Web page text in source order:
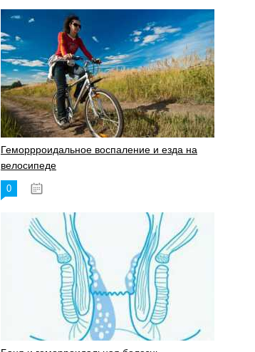
Геморрроидальное воспаление и езда на
велосипеде
0